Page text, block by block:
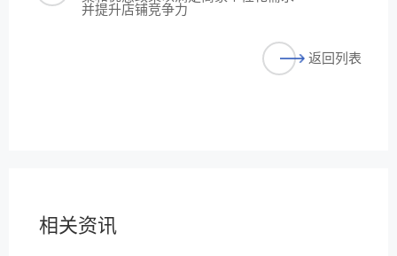
并提升店铺竞争力
返回列表
相关资讯